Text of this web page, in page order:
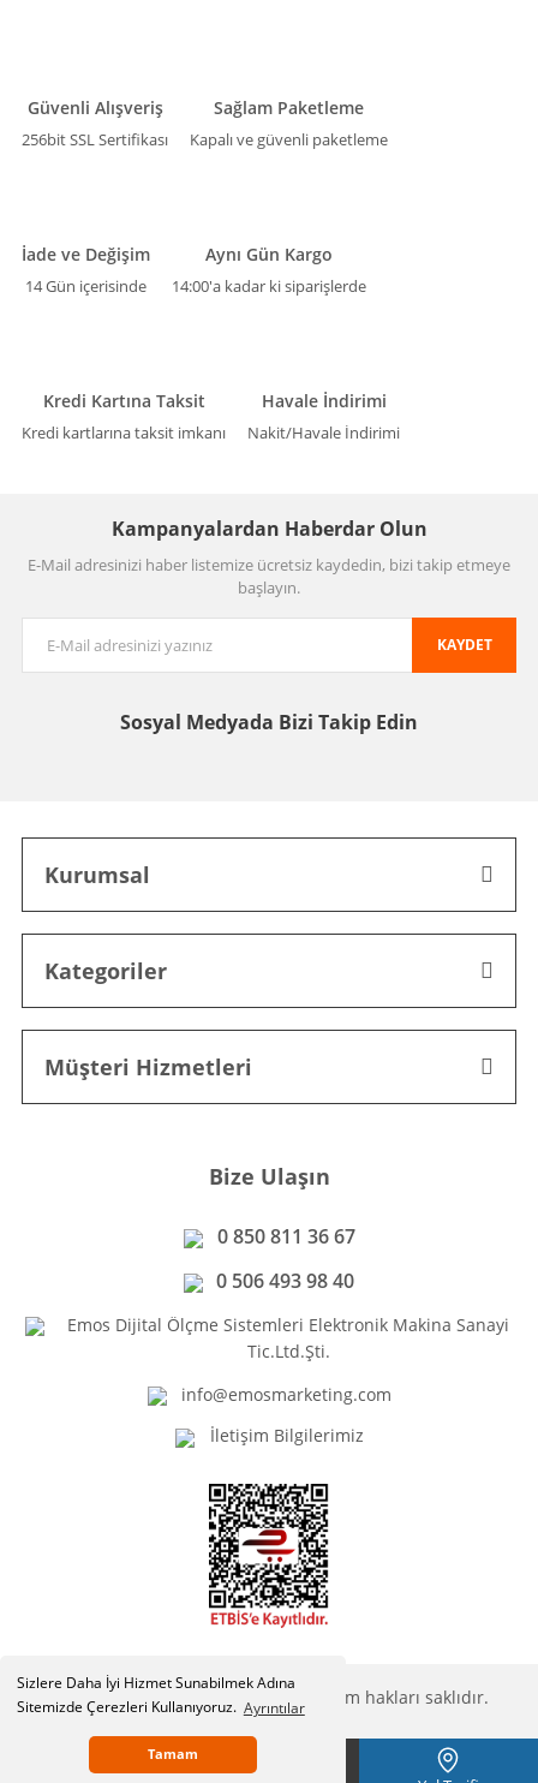
Sizlere Daha İyi Hizmet Sunabilmek Adına
Sitemizde Çerezleri Kullanıyoruz. Ayrıntılar
Tamam
Güvenli Alışveriş
256bit SSL Sertifikası
Sağlam Paketleme
Kapalı ve güvenli paketleme
İade ve Değişim
14 Gün içerisinde
Aynı Gün Kargo
14:00'a kadar ki siparişlerde
Kredi Kartına Taksit
Kredi kartlarına taksit imkanı
Havale İndirimi
Nakit/Havale İndirimi
Kampanyalardan Haberdar Olun
E-Mail adresinizi haber listemize ücretsiz kaydedin, bizi takip etmeye
başlayın.
KAYDET
Sosyal Medyada Bizi Takip Edin
Kurumsal
Kategoriler
Müşteri Hizmetleri
Bize Ulaşın
0 850 811 36 67
0 506 493 98 40
Emos Dijital Ölçme Sistemleri Elektronik Makina Sanayi
Tic.Ltd.Şti.
info@emosmarketing.com
İletişim Bilgilerimiz
Copyright © Emosmarketing.com. Tüm hakları saklıdır.